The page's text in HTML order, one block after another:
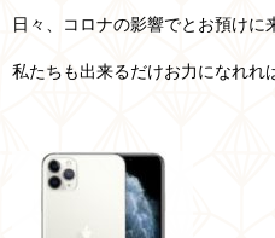
日々、コロナの影響でとお預けに
私たちも出来るだけお力になれれ